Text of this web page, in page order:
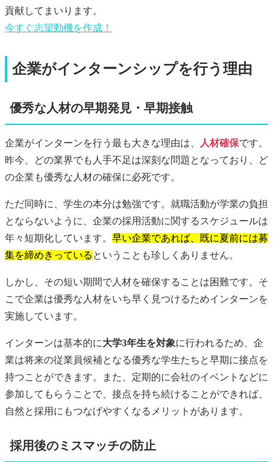
貢献してまいります。
今すぐ志望動機を作成！
企業がインターンシップを行う理由
優秀な人材の早期発見・早期接触
企業がインターンを行う最も大きな理由は、 人材確保です。
昨今、どの業界でも人手不足は深刻な問題となっており、ど
の企業も優秀な人材の確保に必死です。
ただ同時に、学生の本分は勉強です。就職活動が学業の負担
とならないように、企業の採用活動に関するスケジュールは
年々短期化しています。 早い企業であれば、既に夏前には募
集を締めきっている ということも珍しくありません。
しかし、その短い期間で人材を確保することは困難です。そ
こで企業は優秀な人材をいち早く見つけるためインターンを
実施しています。
インターンは基本的に大学3年生を対象に行われるため、企
業は将来の従業員候補となる優秀な学生たちと早期に接点を
持つことができます。また、定期的に会社のイベントなどに
参加してもらうことで、接点を持ち続けることができれば、
自然と採用にもつなげやすくなるメリットがあります。
採用後のミスマッチの防止